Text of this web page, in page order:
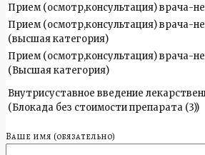
Прием (осмотр,консультация) врача-
Прием (осмотр,консультация) врача-
(высшая категория)
Прием (осмотр,консультация) врача-
(Высшая категория)
Внутрисуставное введение
(Блокада без стоимости препарата (3))
Ваше имя (обязательно)